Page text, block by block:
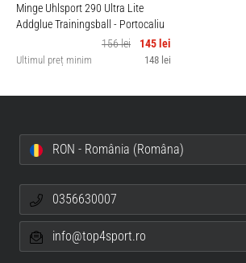
Minge Uhlsport 290 Ultra Lite
Addglue Trainingsball - Portocaliu
156 lei
145 lei
Ultimul preț minim 148 lei
RON - România (Româna)
0356630007
info@top4sport.ro